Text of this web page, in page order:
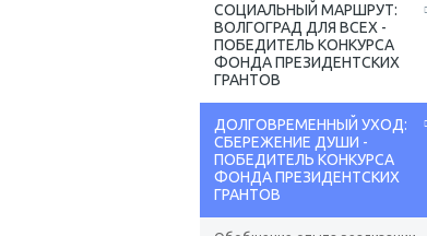
СОЦИАЛЬНЫЙ МАРШРУТ:
ВОЛГОГРАД ДЛЯ ВСЕХ -
ПОБЕДИТЕЛЬ КОНКУРСА
ФОНДА ПРЕЗИДЕНТСКИХ
ГРАНТОВ
ДОЛГОВРЕМЕННЫЙ УХОД:
СБЕРЕЖЕНИЕ ДУШИ -
ПОБЕДИТЕЛЬ КОНКУРСА
ФОНДА ПРЕЗИДЕНТСКИХ
ГРАНТОВ